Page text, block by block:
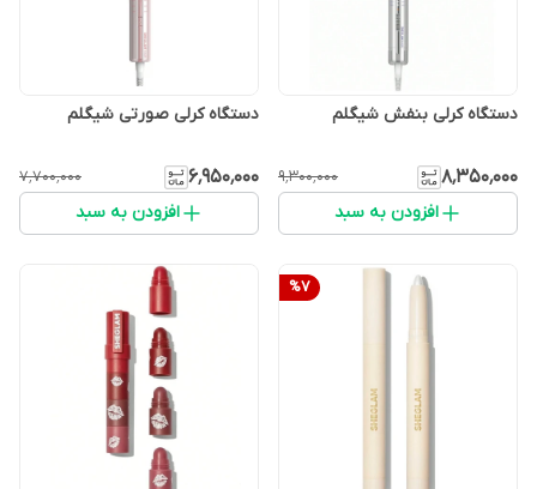
دستگاه کرلی بنفش شیگلم
۸٬۳۵۰٬۰۰۰ ۹٬۳۰۰٬۰۰۰
افزودن به سبد
دستگاه کرلی صورتی شیگلم
۶٬۹۵۰٬۰۰۰ ۷٬۷۰۰٬۰۰۰
افزودن به سبد
%7